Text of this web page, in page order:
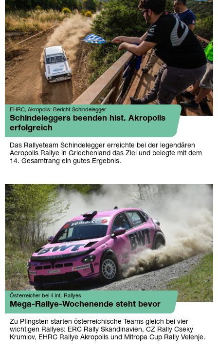
EHRC, Akropolis: Bericht Schindelegger
Schindeleggers beenden hist. Akropolis
erfolgreich
Das Rallyeteam Schindelegger erreichte bei der legendären
Acropolis Rallye in Griechenland das Ziel und belegte mit dem
14. Gesamtrang ein gutes Ergebnis.
Österreicher bei 4 int. Rallyes
Mega-Rallye-Wochenende steht bevor
Zu Pfingsten starten österreichische Teams gleich bei vier
wichtigen Rallyes: ERC Rally Skandinavien, CZ Rally Cseky
Krumlov, EHRC Rallye Akropolis und Mitropa Cup Rally Velenje.